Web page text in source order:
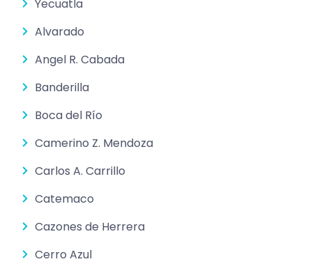
Yecuatla
Alvarado
Angel R. Cabada
Banderilla
Boca del Río
Camerino Z. Mendoza
Carlos A. Carrillo
Catemaco
Cazones de Herrera
Cerro Azul